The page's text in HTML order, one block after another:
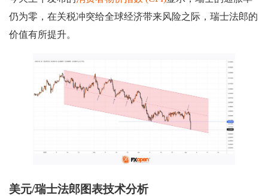
仍为零，在关税冲突给全球经济带来风险之际，瑞士法郎的
价值有所提升。
美元/瑞士法郎图表技术分析